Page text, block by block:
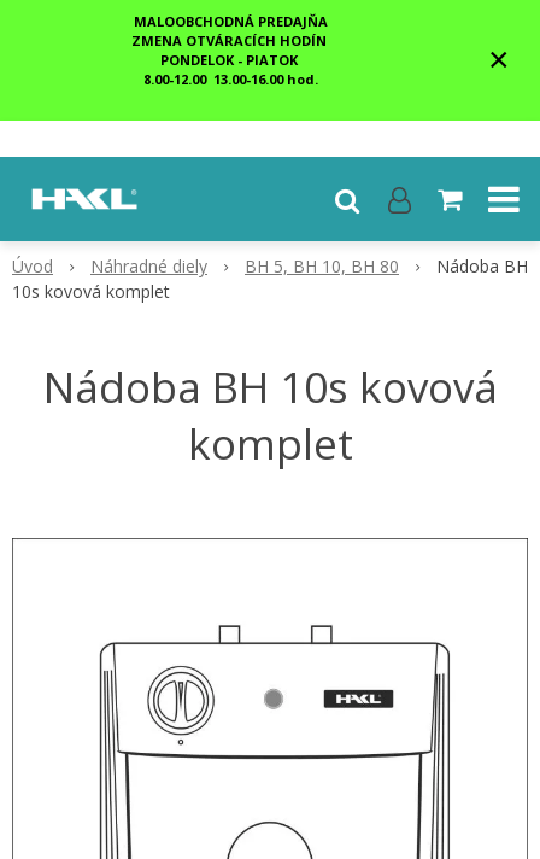
MALOOBCHODNÁ PREDAJŇA
ZMENA OTVÁRACÍCH HODÍN
PONDELOK - PIATOK
8.00-12.00 13.00-16.00 hod.
×
Úvod Náhradné diely BH 5, BH 10, BH 80
Nádoba BH
10s kovová komplet
Nádoba BH 10s kovová
komplet